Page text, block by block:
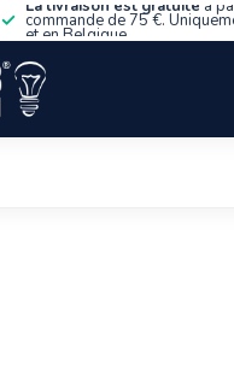
La livraison est gratuite à
commande de 75 €.
et en Belgique.